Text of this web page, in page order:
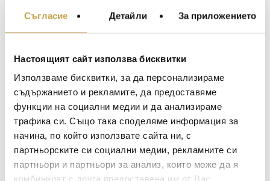
Съгласие Детайли За приложението
Настоящият сайт използва бисквитки
Използваме бисквитки, за да персонализираме
съдържанието и рекламите, да предоставяме
функции на социални медии и да анализираме
трафика си. Също така споделяме информация за
начина, по който използвате сайта ни, с
партньорските си социални медии, рекламните си
партньори и партньори за анализ, които може да я
комбинират с друга предоставена им от Вас
Скулптура The
Muses Small Euterpe
Скулптура The
В наличност В наличност
МЕБЕЛИ ЗА ДОМА И
ЗА МАСАТА
ТЕКСТИЛ ЗА ДОМА
АРОМАТИ ЗА ДОМА
ИЗКУСТВО И КНИГИ
ВИСОК КЛАС
BACCARAT
TOM DIXON
MICHAEL ARAM
ASSOULINE
SELETTI